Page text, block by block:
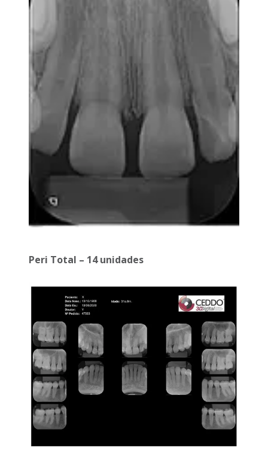
Peri Total – 14 unidades